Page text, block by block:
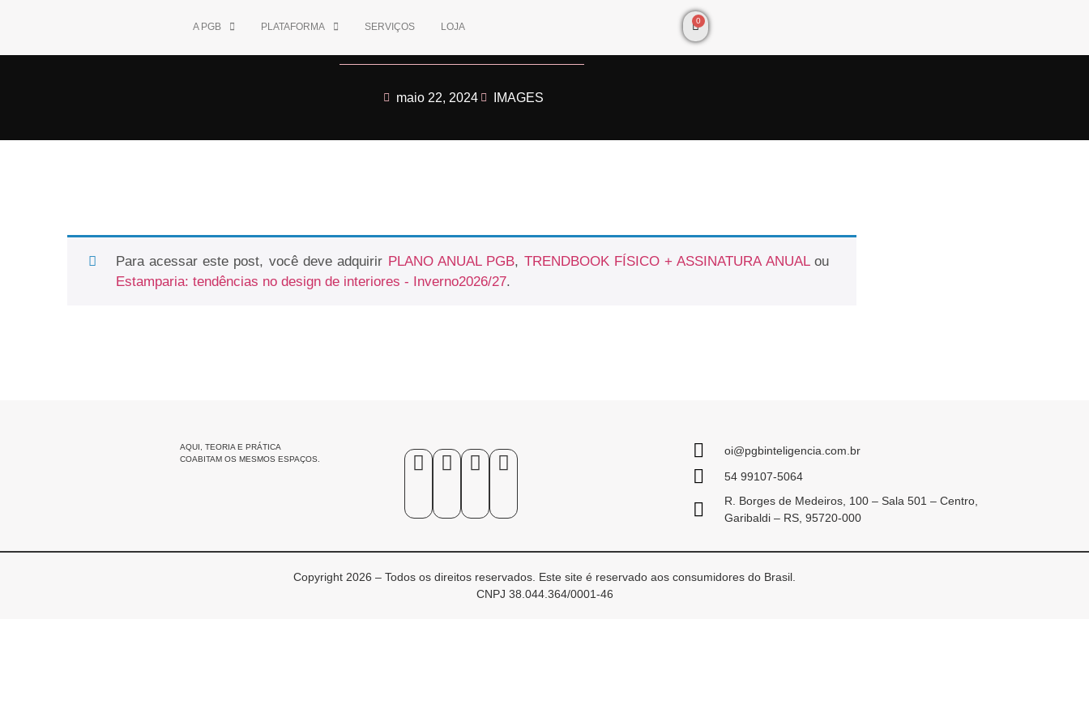
A PGB PLATAFORMA SERVIÇOS LOJA
0
maio 22, 2024 IMAGES
Para acessar este post, você deve adquirir PLANO ANUAL PGB, TRENDBOOK FÍSICO + ASSINATURA ANUALou
Estamparia: tendências no design de interiores - Inverno2026/27.
AQUI, TEORIA E PRÁTICA
COABITAM OS MESMOS ESPAÇOS.
oi@pgbinteligencia.com.br
54 99107-5064
R. Borges de Medeiros, 100 – Sala 501 – Centro,
Garibaldi – RS, 95720-000
Copyright 2026 – Todos os direitos reservados. Este site é reservado aos consumidores do Brasil.
CNPJ 38.044.364/0001-46